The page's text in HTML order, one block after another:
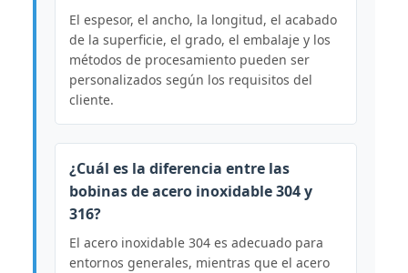
El espesor, el ancho, la longitud, el acabado
de la superficie, el grado, el embalaje y los
métodos de procesamiento pueden ser
personalizados según los requisitos del
cliente.
¿Cuál es la diferencia entre las
bobinas de acero inoxidable 304 y
316?
El acero inoxidable 304 es adecuado para
entornos generales, mientras que el acero